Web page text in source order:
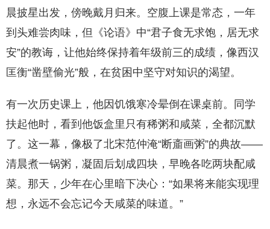
晨披星出发，傍晚戴月归来。空腹上课是常态，一年
到头难尝肉味，但《论语》中“君子食无求饱，居无求
安”的教诲，让他始终保持着年级前三的成绩，像西汉
匡衡“凿壁偷光”般，在贫困中坚守对知识的渴望。
有一次历史课上，他因饥饿寒冷晕倒在课桌前。同学
扶起他时，看到他饭盒里只有稀粥和咸菜，全都沉默
了。这一幕，像极了北宋范仲淹“断齑画粥”的典故——
清晨煮一锅粥，凝固后划成四块，早晚各吃两块配咸
菜。那天，少年在心里暗下决心：“如果将来能实现理
想，永远不会忘记今天咸菜的味道。”